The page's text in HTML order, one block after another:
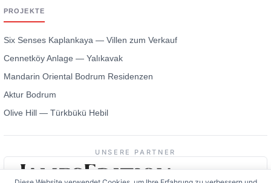
PROJEKTE
Six Senses Kaplankaya — Villen zum Verkauf
Cennetköy Anlage — Yalıkavak
Mandarin Oriental Bodrum Residenzen
Aktur Bodrum
Olive Hill — Türkbükü Hebil
UNSERE PARTNER